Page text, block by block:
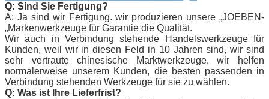
Q: Sind Sie Fertigung?
A: Ja sind wir Fertigung. wir produzieren unsere „JOEBEN-
„Markenwerkzeuge für Garantie die Qualität.
Wir auch in Verbindung stehende Handelswerkzeuge für
Kunden, weil wir in diesen Feld in 10 Jahren sind, wir sind
sehr vertraute chinesische Marktwerkzeuge. wir helfen
normalerweise unserem Kunden, die besten passenden in
Verbindung stehenden Werkzeuge für sie zu wählen.
Q: Was ist Ihre Lieferfrist?